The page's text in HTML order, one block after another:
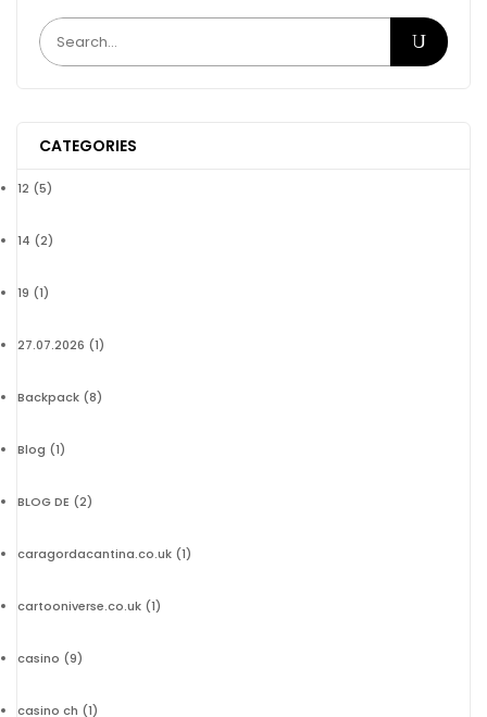
CATEGORIES
12 (5)
14 (2)
19 (1)
27.07.2026 (1)
Backpack (8)
Blog (1)
BLOG DE (2)
caragordacantina.co.uk (1)
cartooniverse.co.uk (1)
casino (9)
casino ch (1)